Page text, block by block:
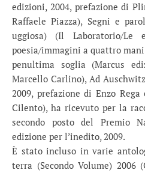
edizioni, 2004, prefazione di
Raffaele Piazza), Segni e
uggiosa) (Il Laboratorio/Le
poesia/immagini a quattro
penultima soglia (Marcus
Marcello Carlino), Ad
2009, prefazione di Enzo
Cilento), ha ricevuto per la
secondo posto del Premio
edizione per l’inedito, 2009.
È stato incluso in varie
terra (Secondo Volume)